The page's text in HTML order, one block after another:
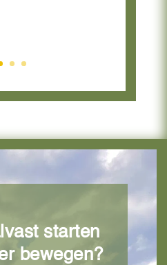
starten
bewegen?